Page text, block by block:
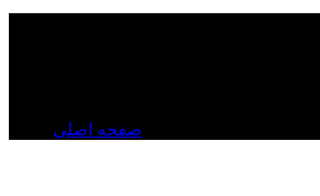
صفحه اصلی